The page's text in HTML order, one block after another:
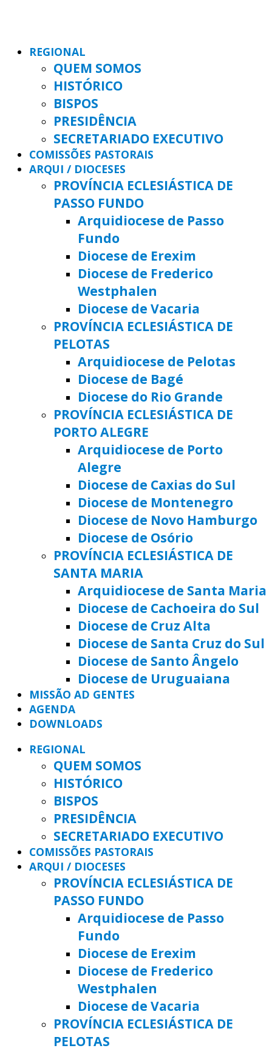
REGIONAL
QUEM SOMOS
HISTÓRICO
BISPOS
PRESIDÊNCIA
SECRETARIADO EXECUTIVO
COMISSÕES PASTORAIS
ARQUI / DIOCESES
PROVÍNCIA ECLESIÁSTICA DE
PASSO FUNDO
Arquidiocese de Passo
Fundo
Diocese de Erexim
Diocese de Frederico
Westphalen
Diocese de Vacaria
PROVÍNCIA ECLESIÁSTICA DE
PELOTAS
Arquidiocese de Pelotas
Diocese de Bagé
Diocese do Rio Grande
PROVÍNCIA ECLESIÁSTICA DE
PORTO ALEGRE
Arquidiocese de Porto
Alegre
Diocese de Caxias do Sul
Diocese de Montenegro
Diocese de Novo Hamburgo
Diocese de Osório
PROVÍNCIA ECLESIÁSTICA DE
SANTA MARIA
Arquidiocese de Santa Maria
Diocese de Cachoeira do Sul
Diocese de Cruz Alta
Diocese de Santa Cruz do Sul
Diocese de Santo Ângelo
Diocese de Uruguaiana
MISSÃO AD GENTES
AGENDA
DOWNLOADS
REGIONAL
QUEM SOMOS
HISTÓRICO
BISPOS
PRESIDÊNCIA
SECRETARIADO EXECUTIVO
COMISSÕES PASTORAIS
ARQUI / DIOCESES
PROVÍNCIA ECLESIÁSTICA DE
PASSO FUNDO
Arquidiocese de Passo
Fundo
Diocese de Erexim
Diocese de Frederico
Westphalen
Diocese de Vacaria
PROVÍNCIA ECLESIÁSTICA DE
PELOTAS